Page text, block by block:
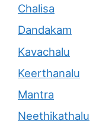
Chalisa
Dandakam
Kavachalu
Keerthanalu
Mantra
Neethikathalu